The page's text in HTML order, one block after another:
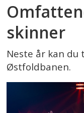
skinner
Neste år kan du
Østfoldbanen.